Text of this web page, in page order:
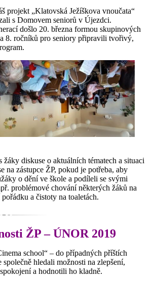
projekt „Klatovská Ježíškova vnoučata“
s Domovem seniorů v Újezdci.
došlo 20. března formou skupinových
8. ročníků pro seniory připravili tvořivý,
žáky diskuse o aktuálních tématech a situaci
na zástupce ŽP, pokud je potřeba, aby
o dění ve škole a podíleli se svými
problémové chování některých žáků na
a čistoty na toaletách.
ŽP – ÚNOR 2019
school“ – do případných příštích
hledali možnosti na zlepšení,
a hodnotili ho kladně.